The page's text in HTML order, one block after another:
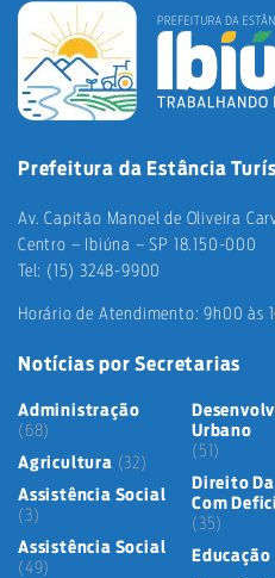
Prefeitura da Estância
Av. Capitão Manoel de Oliveira
Centro – Ibiúna – SP 18.150-000
Tel: (15) 3248-9900
Horário de Atendimento: 9h00 às
Notícias por Secretarias
Administração
(68)
Agricultura (32)
Assistência Social
(3)
Assistência Social
(49)
Urbano
(51)
Direito
Com
(35)
Educação